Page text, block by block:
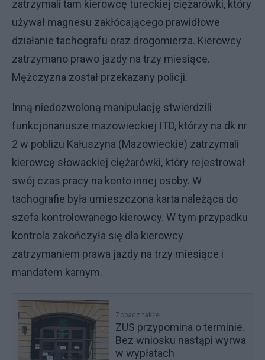
zatrzymali tam kierowcę tureckiej ciężarówki, który
używał magnesu zakłócającego prawidłowe
działanie tachografu oraz drogomierza. Kierowcy
zatrzymano prawo jazdy na trzy miesiące.
Mężczyzna został przekazany policji.
Inną niedozwoloną manipulację stwierdzili
funkcjonariusze mazowieckiej ITD, którzy na dk nr
2 w pobliżu Kałuszyna (Mazowieckie) zatrzymali
kierowcę słowackiej ciężarówki, który rejestrował
swój czas pracy na konto innej osoby. W
tachografie była umieszczona karta należąca do
szefa kontrolowanego kierowcy. W tym przypadku
kontrola zakończyła się dla kierowcy
zatrzymaniem prawa jazdy na trzy miesiące i
mandatem karnym.
Zobacz także
ZUS przypomina o terminie.
Bez wniosku nastąpi wyrwa
w wypłatach